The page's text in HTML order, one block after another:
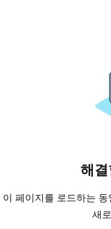
해
이 페이지를 로드하는
새